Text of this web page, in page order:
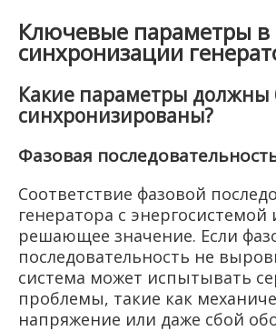
Ключевые параметры в
синхронизации
Какие параметры должны
синхронизированы?
Фазовая
Соответствие фазовой
генератора с энергосистемой
решающее значение. Если
последовательность не
система может испытывать
проблемы, такие как
напряжение или даже сбой